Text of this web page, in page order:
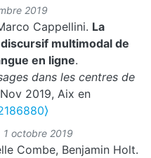
2019
Cappellini. La
multimodal de
en ligne.
dans les centres de
2019, Aix en
1 octobre 2019
Combe, Benjamin Holt.